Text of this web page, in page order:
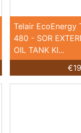
Telair EcoEnergy
480 - SOR
OIL TANK KI...